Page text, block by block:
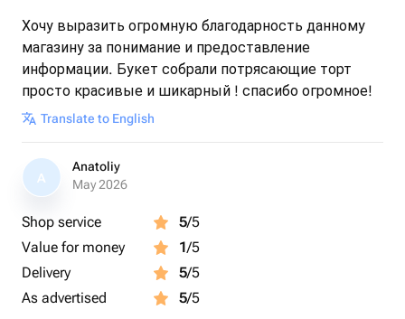
Хочу выразить огромную благодарность данному
магазину за понимание и предоставление
информации. Букет собрали потрясающие торт
просто красивые и шикарный ! спасибо огромное!
Translate to English
A
Anatoliy
May 2026
Shop service 5/5
Value for money
1/5
Delivery
5/5
As advertised
5/5